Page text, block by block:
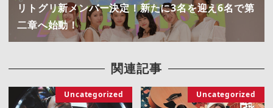
リトグリ新メンバー決定！新たに3名を迎え6名で第
二章へ始動！
関連記事
Uncategorized Uncategorized